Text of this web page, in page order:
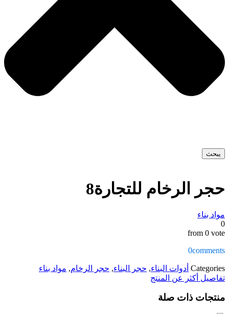
يبحث
حجر الرخام للتجارة8
مواد بناء
0
from 0 vote
0comments
Categories أدوات البناء, حجر البناء, حجر الرخام, مواد بناء
تفاصيل أكثر عن المنتج
منتجات ذات صلة